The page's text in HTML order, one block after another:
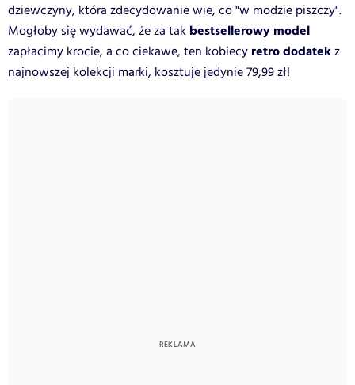
dziewczyny, która zdecydowanie wie, co "w modzie piszczy".
Mogłoby się wydawać, że za tak bestsellerowy model
zapłacimy krocie, a co ciekawe, ten kobiecy retro dodatekz
najnowszej kolekcji marki, kosztuje jedynie 79,99 zł!